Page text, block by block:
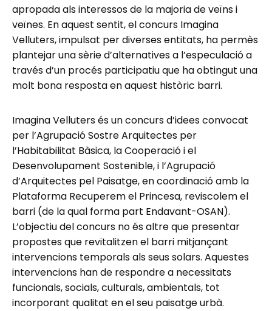
apropada als interessos de la majoria de veïns i
veïnes. En aquest sentit, el concurs Imagina
Velluters, impulsat per diverses entitats, ha permès
plantejar una sèrie d’alternatives a l’especulació a
través d’un procés participatiu que ha obtingut una
molt bona resposta en aquest històric barri.
Imagina Velluters és un concurs d’idees convocat
per l’Agrupació Sostre Arquitectes per
l’Habitabilitat Bàsica, la Cooperació i el
Desenvolupament Sostenible, i l’Agrupació
d’Arquitectes pel Paisatge, en coordinació amb la
Plataforma Recuperem el Princesa, reviscolem el
barri (de la qual forma part Endavant-OSAN).
L’objectiu del concurs no és altre que presentar
propostes que revitalitzen el barri mitjançant
intervencions temporals als seus solars. Aquestes
intervencions han de respondre a necessitats
funcionals, socials, culturals, ambientals, tot
incorporant qualitat en el seu paisatge urbà.